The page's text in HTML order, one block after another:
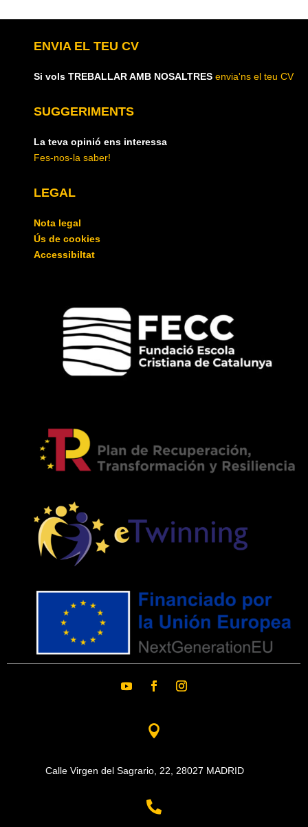
ENVIA EL TEU CV
Si vols TREBALLAR AMB NOSALTRES envia'ns el teu CV
SUGGERIMENTS
La teva opinió ens interessa
Fes-nos-la saber!
LEGAL
Nota legal
Ús de cookies
Accessibiltat

Calle Virgen del Sagrario, 22, 28027 MADRID
